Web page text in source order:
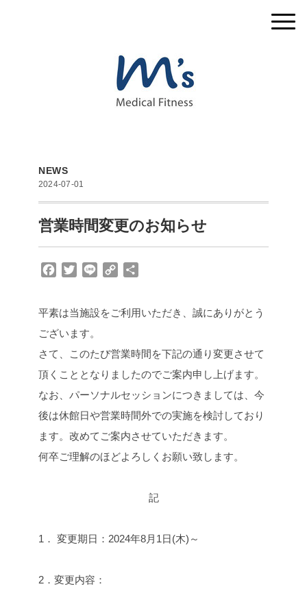
NEWS
2024-07-01
営業時間変更のお知らせ
e
b
o
k
t
t
r
e
y
n
k
平素は当施設をご利用いただき、誠にありがとう
ございます。
さて、このたび営業時間を下記の通り変更させて
頂くこととなりましたのでご案内申し上げます。
なお、パーソナルセッションにつきましては、今
後は休館日や営業時間外での実施を検討しており
ます。改めてご案内させていただきます。
何卒ご理解のほどよろしくお願い致します。
記
1． 変更期日：2024年8月1日(木)～
2．変更内容：